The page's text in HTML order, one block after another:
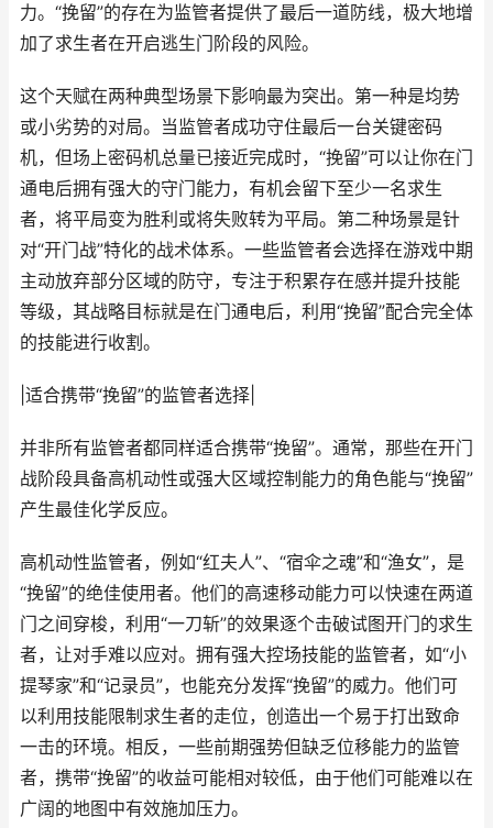
力。“挽留”的存在为监管者提供了最后一道防线，极大地增
加了求生者在开启逃生门阶段的风险。
这个天赋在两种典型场景下影响最为突出。第一种是均势
或小劣势的对局。当监管者成功守住最后一台关键密码
机，但场上密码机总量已接近完成时，“挽留”可以让你在门
通电后拥有强大的守门能力，有机会留下至少一名求生
者，将平局变为胜利或将失败转为平局。第二种场景是针
对“开门战”特化的战术体系。一些监管者会选择在游戏中期
主动放弃部分区域的防守，专注于积累存在感并提升技能
等级，其战略目标就是在门通电后，利用“挽留”配合完全体
的技能进行收割。
|适合携带“挽留”的监管者选择|
并非所有监管者都同样适合携带“挽留”。通常，那些在开门
战阶段具备高机动性或强大区域控制能力的角色能与“挽留”
产生最佳化学反应。
高机动性监管者，例如“红夫人”、“宿伞之魂”和“渔女”，是
“挽留”的绝佳使用者。他们的高速移动能力可以快速在两道
门之间穿梭，利用“一刀斩”的效果逐个击破试图开门的求生
者，让对手难以应对。拥有强大控场技能的监管者，如“小
提琴家”和“记录员”，也能充分发挥“挽留”的威力。他们可
以利用技能限制求生者的走位，创造出一个易于打出致命
一击的环境。相反，一些前期强势但缺乏位移能力的监管
者，携带“挽留”的收益可能相对较低，由于他们可能难以在
广阔的地图中有效施加压力。